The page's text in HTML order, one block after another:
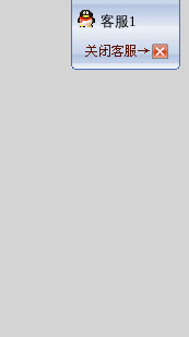
客服1